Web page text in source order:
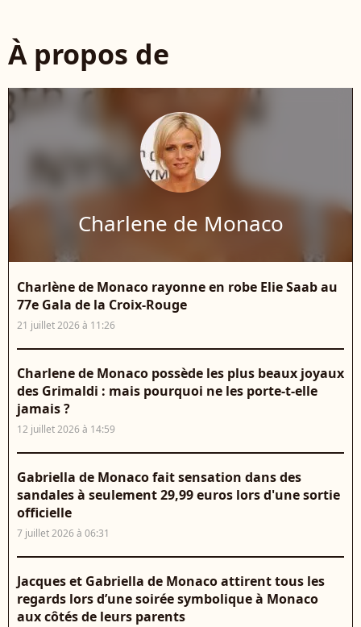
À propos de
Charlene de Monaco
Charlène de Monaco rayonne en robe Elie Saab au
77e Gala de la Croix-Rouge
21 juillet 2026 à 11:26
Charlene de Monaco possède les plus beaux joyaux
des Grimaldi : mais pourquoi ne les porte-t-elle
jamais ?
12 juillet 2026 à 14:59
Gabriella de Monaco fait sensation dans des
sandales à seulement 29,99 euros lors d'une sortie
officielle
7 juillet 2026 à 06:31
Jacques et Gabriella de Monaco attirent tous les
regards lors d’une soirée symbolique à Monaco
aux côtés de leurs parents